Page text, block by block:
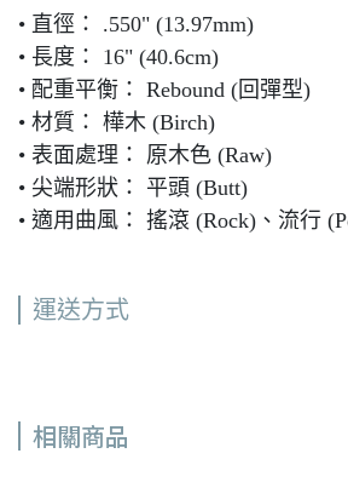
• 直徑： .550" (13.97mm)
• 長度： 16" (40.6cm)
• 配重平衡： Rebound (回彈型)
• 材質： 樺木 (Birch)
• 表面處理： 原木色 (Raw)
• 尖端形狀： 平頭 (Butt)
• 適用曲風： 搖滾 (Rock)、流行
運送方式
相關商品